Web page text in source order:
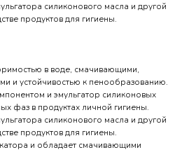
силиконового масла и другой
продуктов для гигиены.
в воде, смачивающими,
и устойчивостью к пенообразованию.
и эмульгатор силиконовых
фаз в продуктах личной гигиены.
силиконового масла и другой
продуктов для гигиены.
и обладает смачивающими